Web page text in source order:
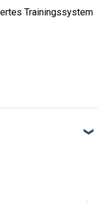
Trainingssystem